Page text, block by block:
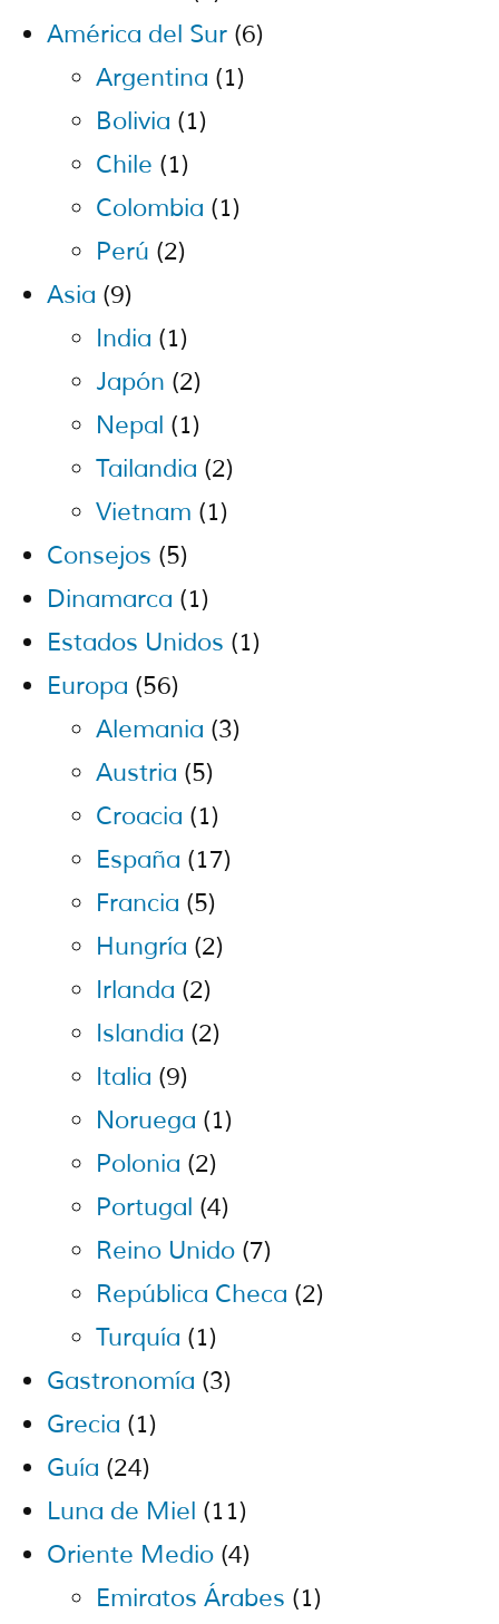
América del Sur (6)
Argentina (1)
Bolivia (1)
Chile (1)
Colombia (1)
Perú (2)
Asia (9)
India (1)
Japón (2)
Nepal (1)
Tailandia (2)
Vietnam (1)
Consejos (5)
Dinamarca (1)
Estados Unidos (1)
Europa (56)
Alemania (3)
Austria (5)
Croacia (1)
España (17)
Francia (5)
Hungría (2)
Irlanda (2)
Islandia (2)
Italia (9)
Noruega (1)
Polonia (2)
Portugal (4)
Reino Unido (7)
República Checa (2)
Turquía (1)
Gastronomía (3)
Grecia (1)
Guía (24)
Luna de Miel (11)
Oriente Medio (4)
Emiratos Árabes (1)